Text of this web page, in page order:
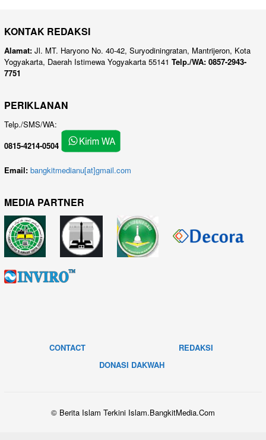
KONTAK REDAKSI
Alamat: Jl. MT. Haryono No. 40-42, Suryodiningratan, Mantrijeron, Kota
Yogyakarta, Daerah Istimewa Yogyakarta 55141 Telp./WA: 0857-2943-
7751
PERIKLANAN
Telp./SMS/WA:
0815-4214-0504
Email: bangkitmedianu[at]gmail.com
MEDIA PARTNER
CONTACT
REDAKSI
DONASI DAKWAH
© Berita Islam Terkini Islam.BangkitMedia.Com